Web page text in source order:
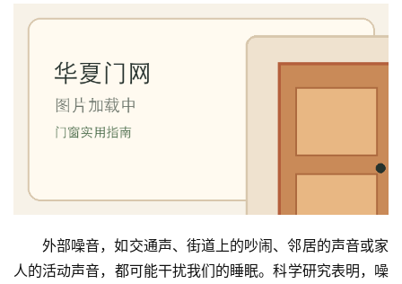
外部噪音，如交通声、街道上的吵闹、邻居的声音或家
人的活动声音，都可能干扰我们的睡眠。科学研究表明，噪